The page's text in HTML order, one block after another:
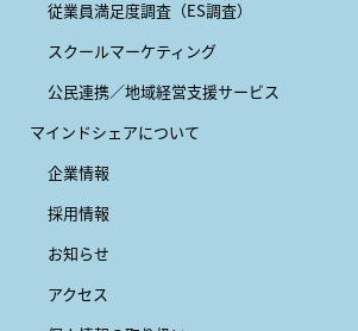
従業員満足度調査（ES調査）
スクールマーケティング
公民連携／地域経営支援サービス
マインドシェアについて
企業情報
採用情報
お知らせ
アクセス